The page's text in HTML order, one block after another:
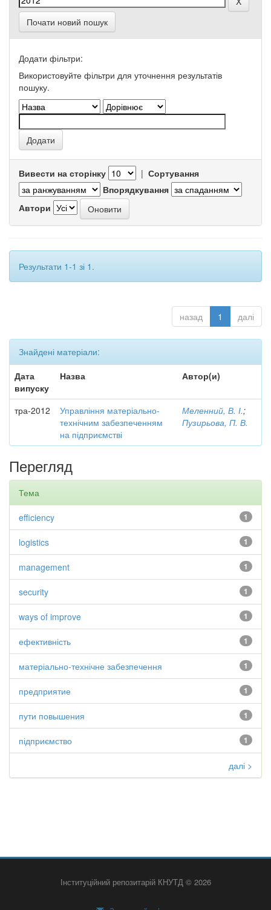
Почати новий пошук
Додати фільтри:
Використовуйте фільтри для уточнення результатів
пошуку.
Вивести на сторінку | Сортування
Впорядкування
Автори
Результати 1-1 зі 1.
назад 1 далі
Знайдені матеріали:
Дата
випуску
Назва Автор(и)
тра-2012
Управління матеріально-
технічним забезпеченням
на підприємстві
Меленний, В. І.;
Пузирьова, П. В.
Перегляд
Тема
1
efficiency
1
logistics
1
management
1
security
1
ways of improve
1
ефективність
1
матеріально-технічне забезпечення
1
предприятие
1
пути повышения
1
підприємство
далі >
Інституційний репозитарій КНУТД © 2026